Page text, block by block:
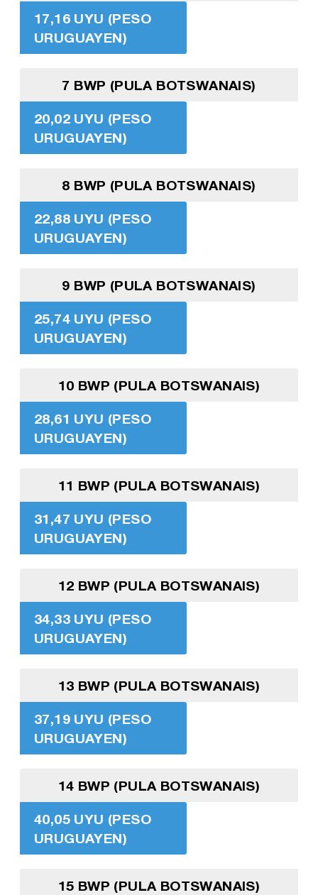
17,16 UYU (PESO
URUGUAYEN)
7 BWP (PULA BOTSWANAIS)
20,02 UYU (PESO
URUGUAYEN)
8 BWP (PULA BOTSWANAIS)
22,88 UYU (PESO
URUGUAYEN)
9 BWP (PULA BOTSWANAIS)
25,74 UYU (PESO
URUGUAYEN)
10 BWP (PULA BOTSWANAIS)
28,61 UYU (PESO
URUGUAYEN)
11 BWP (PULA BOTSWANAIS)
31,47 UYU (PESO
URUGUAYEN)
12 BWP (PULA BOTSWANAIS)
34,33 UYU (PESO
URUGUAYEN)
13 BWP (PULA BOTSWANAIS)
37,19 UYU (PESO
URUGUAYEN)
14 BWP (PULA BOTSWANAIS)
40,05 UYU (PESO
URUGUAYEN)
15 BWP (PULA BOTSWANAIS)